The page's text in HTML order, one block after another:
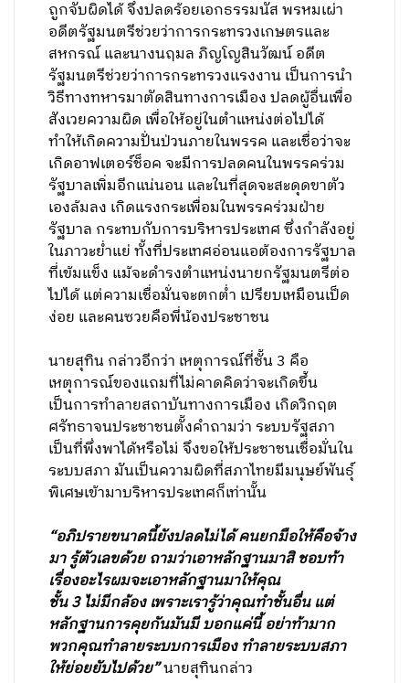
ถูกจับผิดได้ จึงปลดร้อยเอกธรรมนัส พรหมเผ่า
อดีตรัฐมนตรีช่วยว่าการกระทรวงเกษตรและ
สหกรณ์ และนางนฤมล ภิญโญสินวัฒน์ อดีต
รัฐมนตรีช่วยว่าการกระทรวงเเรงงาน เป็นการนำ
วิธีทางทหารมาตัดสินทางการเมือง ปลดผู้อื่นเพื่อ
สังเวยความผิด เพื่อให้อยู่ในตำแหน่งต่อไปได้
ทำให้เกิดความปั่นป่วนภายในพรรค และเชื่อว่าจะ
เกิดอาฟเตอร์ช็อค จะมีการปลดคนในพรรคร่วม
รัฐบาลเพิ่มอีกแน่นอน และในที่สุดจะสะดุดขาตัว
เองล้มลง เกิดแรงกระเพื่อมในพรรคร่วมฝ่าย
รัฐบาล กระทบกับการบริหารประเทศ ซึ่งกำลังอยู่
ในภาวะย่ำแย่ ทั้งที่ประเทศอ่อนแอต้องการรัฐบาล
ที่เข้มแข็ง แม้จะดำรงตำแหน่งนายกรัฐมนตรีต่อ
ไปได้ แต่ความเชื่อมั่นจะตกต่ำ เปรียบเหมือนเป็ด
ง่อย และคนซวยคือพี่น้องประชาชน
นายสุทิน กล่าวอีกว่า เหตุการณ์ที่ชั้น 3 คือ
เหตุการณ์ของแถมที่ไม่คาดคิดว่าจะเกิดขึ้น
เป็นการทำลายสถาบันทางการเมือง เกิดวิกฤต
ศรัทธาจนประชาชนตั้งคำถามว่า ระบบรัฐสภา
เป็นที่พึ่งพาได้หรือไม่ จึงขอให้ประชาชนเชื่อมั่นใน
ระบบสภา มันเป็นความผิดที่สภาไทยมีมนุษย์พันธุ์
พิเศษเข้ามาบริหารประเทศก็เท่านั้น
“อภิปรายขนาดนี้ยังปลดไม่ได้ คนยกมือให้คือจ้าง
มา รู้ตัวเลขด้วย ถามว่าเอาหลักฐานมาสิ ชอบท้า
เรื่องอะไรผมจะเอาหลักฐานมาให้คุณ
ชั้น 3 ไม่มีกล้อง เพราะเรารู้ว่าคุณทำชั้นอื่น แต่
หลักฐานการคุยกันมันมี บอกแค่นี้ อย่าท้ามาก
พวกคุณทำลายระบบการเมือง ทำลายระบบสภา
ให้ย่อยยับไปด้วย”นายสุทินกล่าว